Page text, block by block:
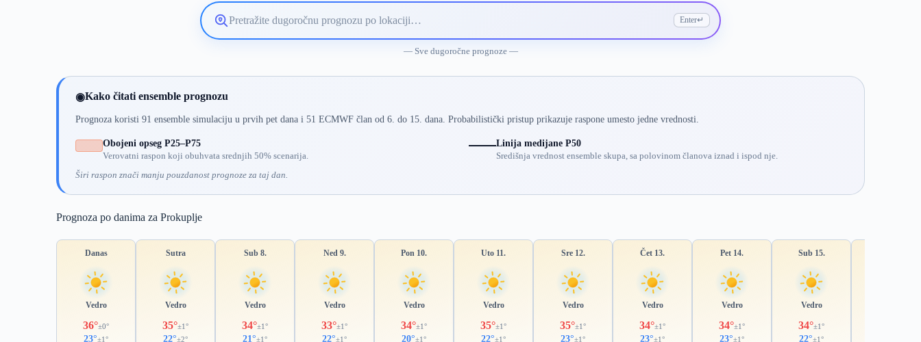
Pretražite
lokaciju
Enter↵
— Sve dugoročne prognoze —
◉Kako čitati ensemble prognozu
Prognoza koristi 91 ensemble simulaciju u prvih pet dana i 51 ECMWF član od 6. do 15. dana. Probabilistički pristup prikazuje raspone umesto jedne vrednosti.
Obojeni opseg P25–P75
Verovatni raspon koji obuhvata srednjih 50% scenarija.
Linija medijane P50
Središnja vrednost ensemble skupa, sa polovinom članova iznad i ispod nje.
Širi raspon znači manju pouzdanost prognoze za taj dan.
Prognoza po danima za Prokuplje
Danas
Vedro
36°±0°
23°±1°
Sutra
Vedro
35°±1°
22°±2°
Sub 8.
Vedro
34°±1°
21°±1°
Ned 9.
Vedro
33°±1°
22°±1°
Pon 10.
Vedro
34°±1°
20°±1°
Uto 11.
Vedro
35°±1°
22°±1°
Sre 12.
Vedro
35°±1°
23°±1°
Čet 13.
Vedro
34°±1°
23°±1°
Pet 14.
Vedro
34°±1°
23°±1°
Sub 15.
Vedro
34°±1°
22°±1°